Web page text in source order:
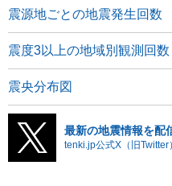
震源地ごとの地震発生回数
震度3以上の地域別観測回数
震央分布図
最新の地震情報を配
tenki.jp公式X（旧Twitter